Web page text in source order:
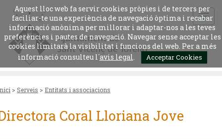
Aquest lloc web fa servir cookies pròpies i de tercers per
faciliar-te una experiència de navegació òptima i recabar
informació anònima per millorar i adaptar-nos a les teves
preferències i pautes de navegació. Navegar sense acceptar les
cookies limitarà la visibilitat i funcions del web. Per a més
informació consulteu l´avis legal. Acceptar Cookies
> Serveis > Entitats i associacions
Coral Lloriana Jove